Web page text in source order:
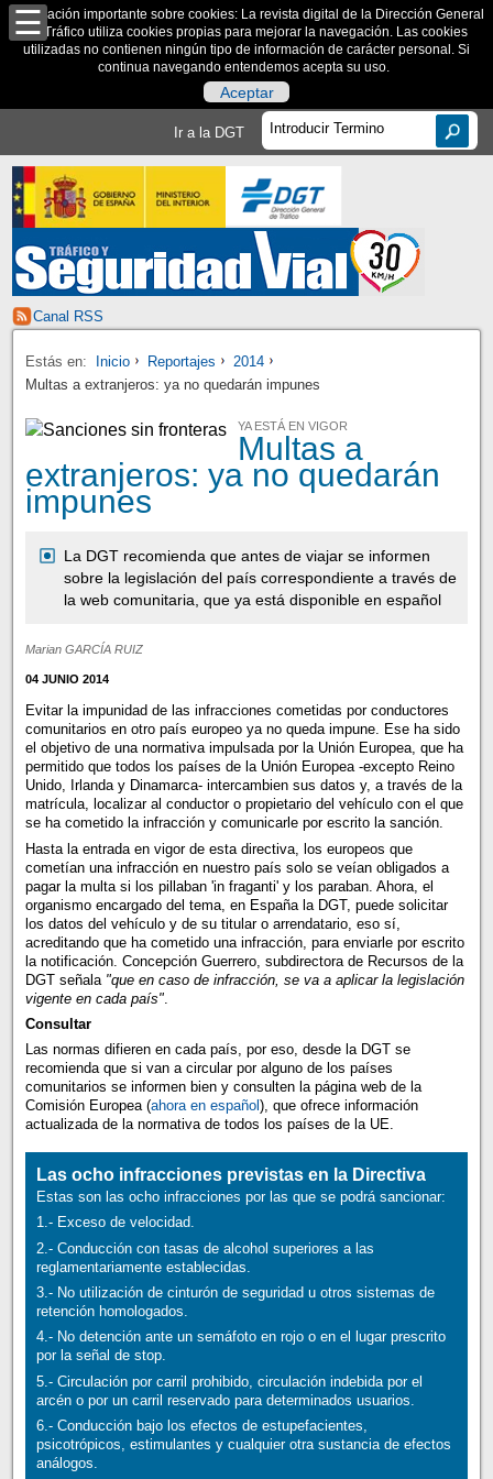
Información importante sobre cookies: La revista digital de la Dirección General
de Tráfico utiliza cookies propias para mejorar la navegación. Las cookies
utilizadas no contienen ningún tipo de información de carácter personal. Si
continua navegando entendemos acepta su uso.
Aceptar
Ir a la DGT
Canal RSS
Estás en: Inicio Reportajes
2014
Multas a extranjeros: ya no quedarán impunes
YA ESTÁ EN VIGOR
Multas a
extranjeros: ya no quedarán
impunes
La DGT recomienda que antes de viajar se informen
sobre la legislación del país correspondiente a través de
la web comunitaria, que ya está disponible en español
Marian GARCÍA RUIZ
04 JUNIO 2014
Evitar la impunidad de las infracciones cometidas por conductores
comunitarios en otro país europeo ya no queda impune. Ese ha sido
el objetivo de una normativa impulsada por la Unión Europea, que ha
permitido que todos los países de la Unión Europea -excepto Reino
Unido, Irlanda y Dinamarca- intercambien sus datos y, a través de la
matrícula, localizar al conductor o propietario del vehículo con el que
se ha cometido la infracción y comunicarle por escrito la sanción.
Hasta la entrada en vigor de esta directiva, los europeos que
cometían una infracción en nuestro país solo se veían obligados a
pagar la multa si los pillaban 'in fraganti' y los paraban. Ahora, el
organismo encargado del tema, en España la DGT, puede solicitar
los datos del vehículo y de su titular o arrendatario, eso sí,
acreditando que ha cometido una infracción, para enviarle por escrito
la notificación. Concepción Guerrero, subdirectora de Recursos de la
DGT señala "que en caso de infracción, se va a aplicar la legislación
vigente en cada país".
Consultar
Las normas difieren en cada país, por eso, desde la DGT se
recomienda que si van a circular por alguno de los países
comunitarios se informen bien y consulten la página web de la
Comisión Europea (ahora en español ), que ofrece información
actualizada de la normativa de todos los países de la UE.
Las ocho infracciones previstas en la Directiva
Estas son las ocho infracciones por las que se podrá sancionar:
1.- Exceso de velocidad.
2.- Conducción con tasas de alcohol superiores a las
reglamentariamente establecidas.
3.- No utilización de cinturón de seguridad u otros sistemas de
retención homologados.
4.- No detención ante un semáfoto en rojo o en el lugar prescrito
por la señal de stop.
5.- Circulación por carril prohibido, circulación indebida por el
arcén o por un carril reservado para determinados usuarios.
6.- Conducción bajo los efectos de estupefacientes,
psicotrópicos, estimulantes y cualquier otra sustancia de efectos
análogos.